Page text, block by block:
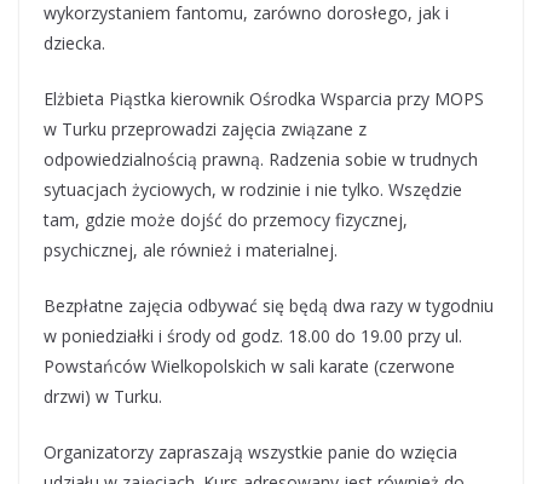
wykorzystaniem fantomu, zarówno dorosłego, jak i
dziecka.
Elżbieta Piąstka kierownik Ośrodka Wsparcia przy MOPS
w Turku przeprowadzi zajęcia związane z
odpowiedzialnością prawną. Radzenia sobie w trudnych
sytuacjach życiowych, w rodzinie i nie tylko. Wszędzie
tam, gdzie może dojść do przemocy fizycznej,
psychicznej, ale również i materialnej.
Bezpłatne zajęcia odbywać się będą dwa razy w tygodniu
w poniedziałki i środy od godz. 18.00 do 19.00 przy ul.
Powstańców Wielkopolskich w sali karate (czerwone
drzwi) w Turku.
Organizatorzy zapraszają wszystkie panie do wzięcia